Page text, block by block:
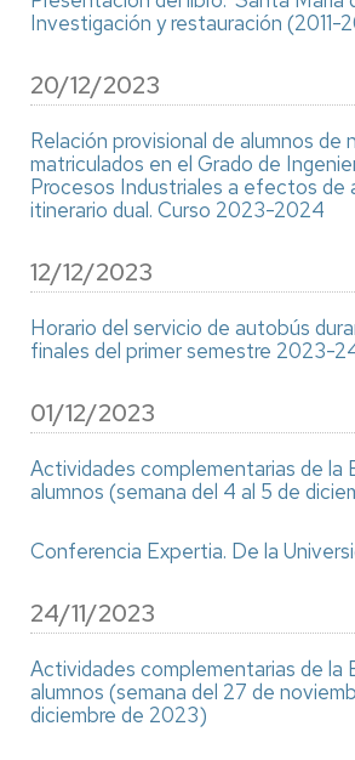
Investigación y restauración (2011-
20/12/2023
Relación provisional de alumnos de
matriculados en el Grado de
Procesos Industriales a efectos de
itinerario dual. Curso 2023-2024
12/12/2023
Horario del servicio de autobús
finales del primer semestre 2023-
01/12/2023
Actividades complementarias de la
alumnos (semana del 4 al 5 de
Conferencia Expertia. De la
24/11/2023
Actividades complementarias de la
alumnos (semana del 27 de
diciembre de 2023)